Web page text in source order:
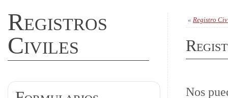
Registros
Civiles
« Registro
Nos